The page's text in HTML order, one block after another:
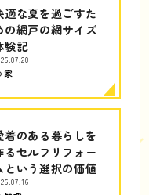
適な夏を過ごすた
の網戸の網サイズ
験記
家
着のある暮らしを
るセルフリフォー
という選択の価値